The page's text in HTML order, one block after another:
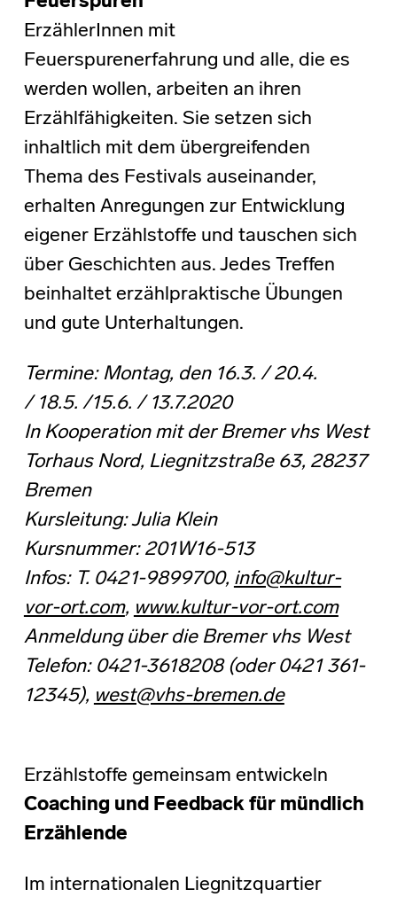
ErzählerInnen mit
Feuerspurenerfahrung und alle, die es
werden wollen, arbeiten an ihren
Erzählfähigkeiten. Sie setzen sich
inhaltlich mit dem übergreifenden
Thema des Festivals auseinander,
erhalten Anregungen zur Entwicklung
eigener Erzählstoffe und tauschen sich
über Geschichten aus. Jedes Treffen
beinhaltet erzählpraktische Übungen
und gute Unterhaltungen.
Termine: Montag, den 16.3. / 20.4.
/ 18.5. /15.6. / 13.7.2020
In Kooperation mit der Bremer vhs West
Torhaus Nord, Liegnitzstraße 63, 28237
Bremen
Kursleitung: Julia Klein
Kursnummer: 201W16-513
Infos: T. 0421-9899700, info@kultur-
vor-ort.com, www.kultur-vor-ort.com
Anmeldung über die Bremer vhs West
Telefon: 0421-3618208 (oder 0421 361-
12345), west@vhs-bremen.de
Erzählstoffe gemeinsam entwickeln
Coaching und Feedback für mündlich
Erzählende
Im internationalen Liegnitzquartier